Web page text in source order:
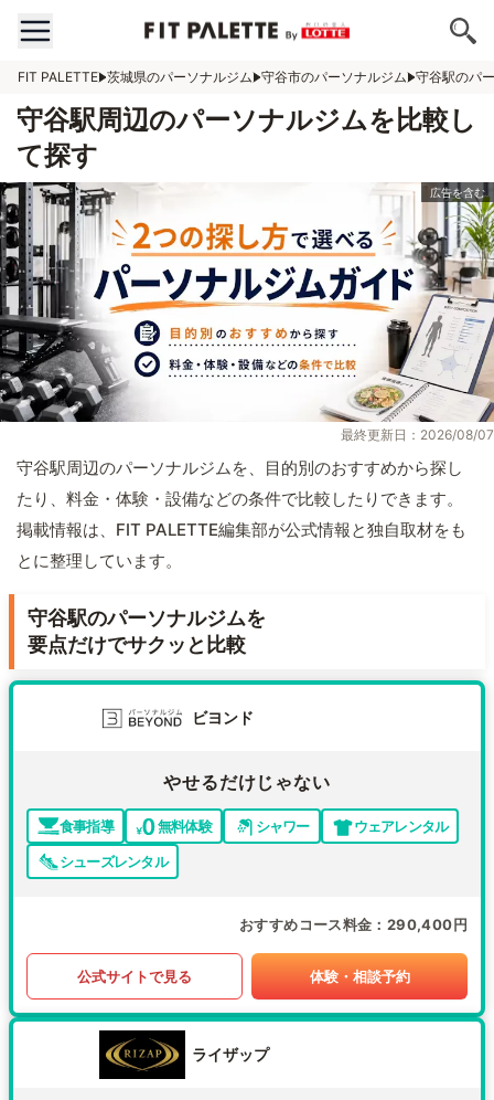
FIT PALETTE 茨城県のパーソナルジム 守谷市のパーソナルジム 守谷駅のパ
守谷駅周辺のパーソナルジムを比較し
て探す
最終更新日：2026/08/07
守谷駅周辺のパーソナルジムを、目的別のおすすめから探し
たり、料金・体験・設備などの条件で比較したりできます。
掲載情報は、FIT PALETTE編集部が公式情報と独自取材をも
とに整理しています。
守谷駅のパーソナルジムを
要点だけでサクッと比較
ビヨンド
やせるだけじゃない
食事指導 無料体験 シャワー
ウェアレンタル
シューズレンタル
おすすめコース料金 290,400円
公式サイトで見る 体験・相談予約
ライザップ